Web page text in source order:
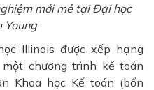
mới mẻ tại Đại học
Young
Illinois được xếp hạng
chương trình kế toán
Khoa học Kế toán (bốn